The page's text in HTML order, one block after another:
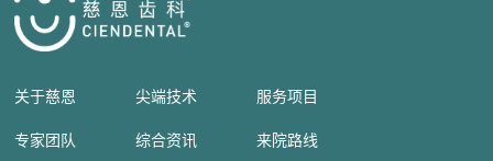
关于慈恩 尖端技术 服务项目
专家团队 综合资讯 来院路线